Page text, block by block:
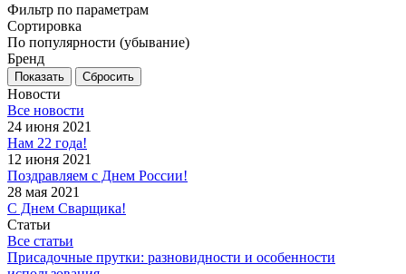
Фильтр по параметрам
Сортировка
По популярности (убывание)
Бренд
Сбросить
Новости
Все новости
24 июня 2021
Нам 22 года!
12 июня 2021
Поздравляем с Днем России!
28 мая 2021
С Днем Сварщика!
Статьи
Все статьи
Присадочные прутки: разновидности и особенности